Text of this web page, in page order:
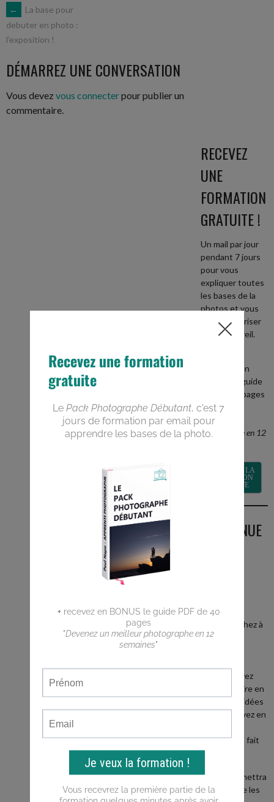
NAVIGATION
DES
ARTICLES
←
La base pour
debuter en photo :
l’exposition !
DÉMARREZ UNE CONVERSATION
Vous devez vous connecterpour publier un
commentaire.
RECEVEZ
UNE
FORMATION
GRATUITE !
Un mail par jour
pendant 7 jours
pour vous
expliquer toutes
les bases de la
photos et vous
aider à maitriser
votre appareil.
recevez en
BONUS le guide
PDF de 40 pages
Devenez un
meilleur
photographe en 12
RECEVOIR LA
FORMATION
GRATUITE
BIENVENUE
débutant ?
Vous cherchez à
faire de
Vous n'arrivez
pas a traduire en
photos les idées
que vous avez en
Ce blog est fait
pour vous !
Il vous permettra
d'apprendre les